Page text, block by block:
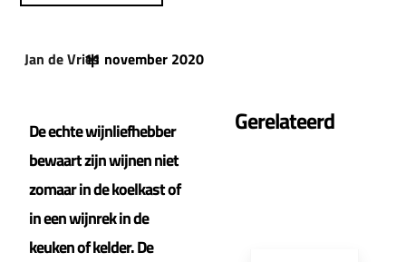
Jan de Vries
|
11 november 2020
De echte wijnliefhebber
bewaart zijn wijnen niet
zomaar in de koelkast of
in een wijnrek in de
keuken of kelder. De
Gerelateerd